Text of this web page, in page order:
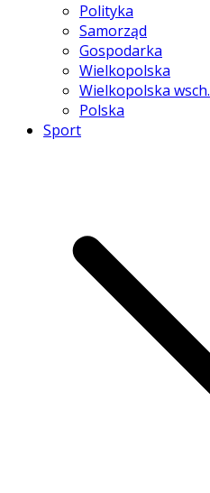
Polityka
Samorząd
Gospodarka
Wielkopolska
Wielkopolska wsch.
Polska
Sport